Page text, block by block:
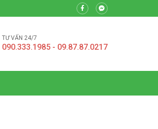
TƯ VẤN 24/7
090.333.1985 - 09.87.87.0217